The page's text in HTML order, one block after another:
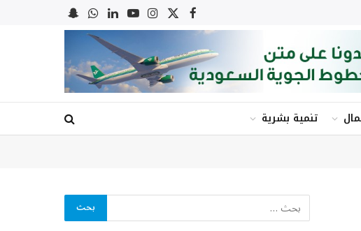
فيسبوك
X
(Twitter)
الانستغرام
يوتيوبلينكدإنواتسابSnapchat
تنمية بشرية